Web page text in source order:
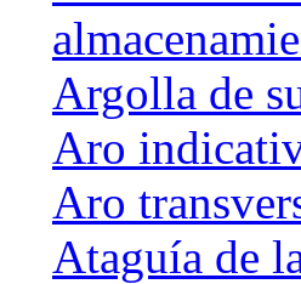
Argolla de
Aro
Aro
Ataguía de